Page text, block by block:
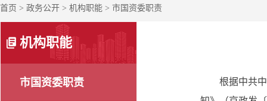
首页 > 政务公开 > 机构职能 > 市国资委职责
机构职能
市国资委职责
根据中共中